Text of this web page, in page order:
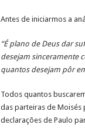
Antes de iniciarmos a
“É plano de Deus dar
desejam sinceramente
quantos desejam pôr
Todos quantos
das parteiras de Moisés
declarações de Paulo